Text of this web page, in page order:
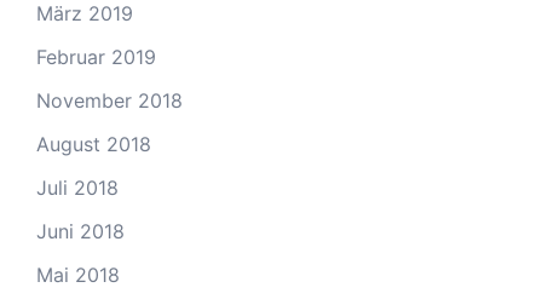
März 2019
Februar 2019
November 2018
August 2018
Juli 2018
Juni 2018
Mai 2018